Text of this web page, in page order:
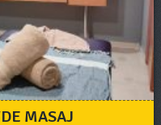
MASAJ